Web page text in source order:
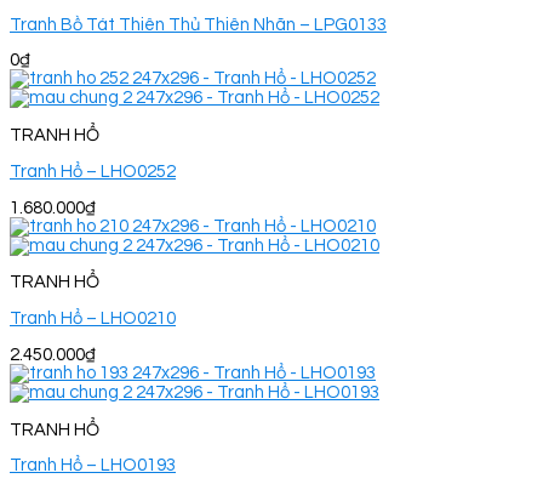
Tranh Bồ Tát Thiên Thủ Thiên Nhãn – LPG0133
0₫
TRANH HỔ
Tranh Hổ – LHO0252
1.680.000₫
TRANH HỔ
Tranh Hổ – LHO0210
2.450.000₫
TRANH HỔ
Tranh Hổ – LHO0193